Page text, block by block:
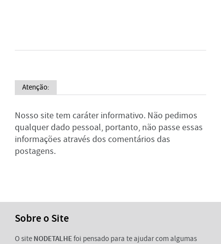
Atenção:
Nosso site tem caráter informativo. Não pedimos
qualquer dado pessoal, portanto, não passe essas
informações através dos comentários das
postagens.
Sobre o Site
O site NODETALHEfoi pensado para te ajudar com algumas